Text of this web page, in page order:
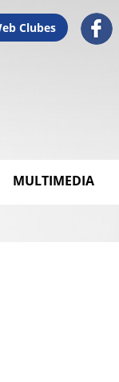
Clubes
MULTIMEDIA